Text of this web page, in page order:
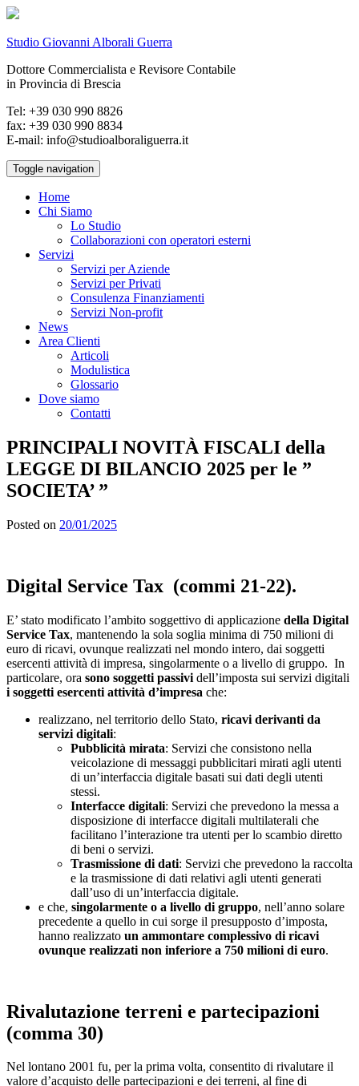
Studio Giovanni Alborali Guerra
Dottore Commercialista e Revisore Contabile
in Provincia di Brescia
Tel: +39 030 990 8826
fax: +39 030 990 8834
E-mail: info@studioalboraliguerra.it
Toggle navigation
Home
Chi Siamo
Lo Studio
Collaborazioni con operatori esterni
Servizi
Servizi per Aziende
Servizi per Privati
Consulenza Finanziamenti
Servizi Non-profit
News
Area Clienti
Articoli
Modulistica
Glossario
Dove siamo
Contatti
PRINCIPALI NOVITÀ FISCALI della
LEGGE DI BILANCIO 2025 per le ”
SOCIETA’ ”
Posted on 20/01/2025
Digital Service Tax (commi 21-22).
E’ stato modificato l’ambito soggettivo di applicazione della Digital
Service Tax, mantenendo la sola soglia minima di 750 milioni di
euro di ricavi, ovunque realizzati nel mondo intero, dai soggetti
esercenti attività di impresa, singolarmente o a livello di gruppo. In
particolare, ora sono soggetti passivi dell’imposta sui servizi digitali
i soggetti esercenti attività d’impresa che:
realizzano, nel territorio dello Stato, ricavi derivanti da
servizi digitali:
Pubblicità mirata: Servizi che consistono nella
veicolazione di messaggi pubblicitari mirati agli utenti
di un’interfaccia digitale basati sui dati degli utenti
stessi.
Interfacce digitali: Servizi che prevedono la messa a
disposizione di interfacce digitali multilaterali che
facilitano l’interazione tra utenti per lo scambio diretto
di beni o servizi.
Trasmissione di dati: Servizi che prevedono la raccolta
e la trasmissione di dati relativi agli utenti generati
dall’uso di un’interfaccia digitale.
e che, singolarmente o a livello di gruppo, nell’anno solare
precedente a quello in cui sorge il presupposto d’imposta,
hanno realizzato un ammontare complessivo di ricavi
ovunque realizzati non inferiore a 750 milioni di euro.
Rivalutazione terreni e partecipazioni
(comma 30)
Nel lontano 2001 fu, per la prima volta, consentito di rivalutare il
valore d’acquisto delle partecipazioni e dei terreni, al fine di